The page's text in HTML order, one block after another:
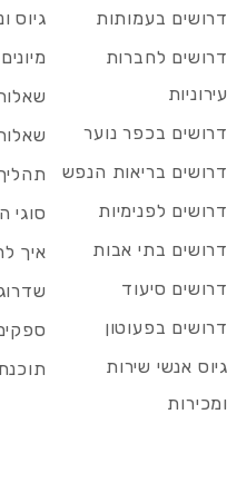
דרושים בעמותות
דרושים לחברות
עירוניות
דרושים בכפר נוער
דרושים בריאות הנפש
דרושים לפנימיות
דרושים בתי אבות
דרושים סיעוד
דרושים בפעוטון
גיוס אנשי שירות
ומכירות
גיוס
סוגי
איך